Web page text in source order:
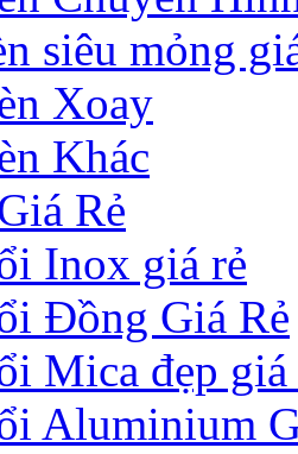
siêu mỏng
Xoay
Khác
Rẻ
Inox giá rẻ
Đồng Giá Rẻ
Mica đẹp giá
Aluminium